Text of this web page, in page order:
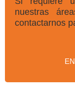
nuestras
contactarnos